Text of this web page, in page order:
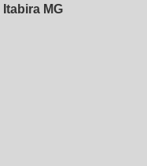
MG